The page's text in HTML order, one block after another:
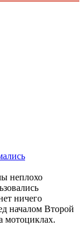
неплохо
ничего
началом Второй
мотоциклах.